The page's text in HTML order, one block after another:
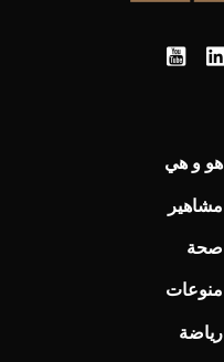
هو و هي
مشاهير
صحة
منوعات
رياضة